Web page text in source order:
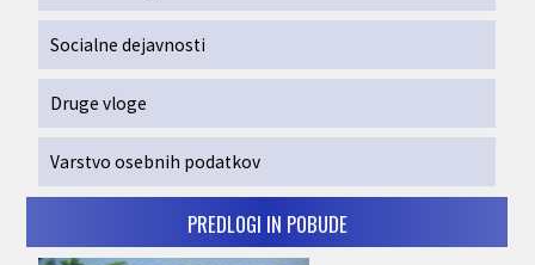
Socialne dejavnosti
Druge vloge
Varstvo osebnih podatkov
PREDLOGI IN POBUDE